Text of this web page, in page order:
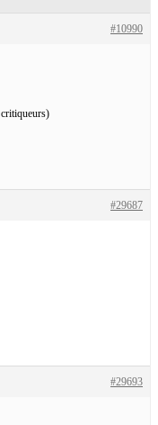
#10990
critiqueurs)
#29687
#29693